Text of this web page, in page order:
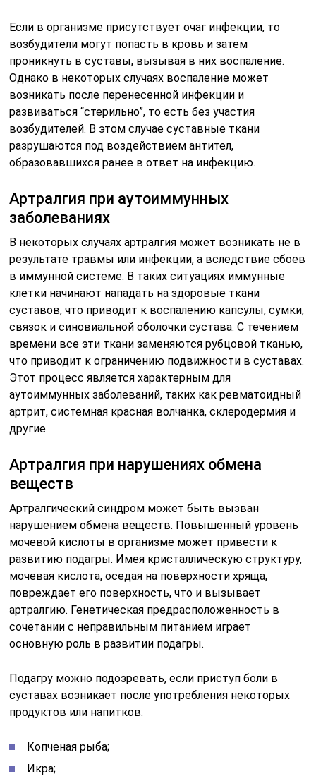
Если в организме присутствует очаг инфекции, то
возбудители могут попасть в кровь и затем
проникнуть в суставы, вызывая в них воспаление.
Однако в некоторых случаях воспаление может
возникать после перенесенной инфекции и
развиваться “стерильно”, то есть без участия
возбудителей. В этом случае суставные ткани
разрушаются под воздействием антител,
образовавшихся ранее в ответ на инфекцию.
Артралгия при аутоиммунных
заболеваниях
В некоторых случаях артралгия может возникать не в
результате травмы или инфекции, а вследствие сбоев
в иммунной системе. В таких ситуациях иммунные
клетки начинают нападать на здоровые ткани
суставов, что приводит к воспалению капсулы, сумки,
связок и синовиальной оболочки сустава. С течением
времени все эти ткани заменяются рубцовой тканью,
что приводит к ограничению подвижности в суставах.
Этот процесс является характерным для
аутоиммунных заболеваний, таких как ревматоидный
артрит, системная красная волчанка, склеродермия и
другие.
Артралгия при нарушениях обмена
веществ
Артралгический синдром может быть вызван
нарушением обмена веществ. Повышенный уровень
мочевой кислоты в организме может привести к
развитию подагры. Имея кристаллическую структуру,
мочевая кислота, оседая на поверхности хряща,
повреждает его поверхность, что и вызывает
артралгию. Генетическая предрасположенность в
сочетании с неправильным питанием играет
основную роль в развитии подагры.
Подагру можно подозревать, если приступ боли в
суставах возникает после употребления некоторых
продуктов или напитков:
Копченая рыба;
Икра;